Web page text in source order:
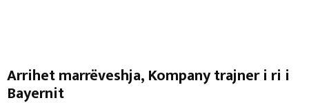
Arrihet marrëveshja, Kompany trajner i ri i
Bayernit